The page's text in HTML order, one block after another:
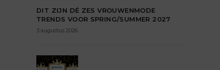
DIT ZIJN DÉ ZES VROUWENMODE
TRENDS VOOR SPRING/SUMMER 2027
3 augustus 2026